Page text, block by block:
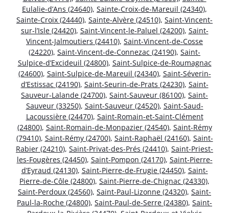
Eulalie-d’Ans (24640), Sainte-Croix-de-Mareuil (24340),
Sainte-Croix (24440), Sainte-Alvère (24510), Saint-Vincent-
sur-l’Isle (24420), Saint-Vincent-le-Paluel (24200), Saint-
Vincent-Jalmoutiers (24410), Saint-Vincent-de-Cosse
(24220), Saint-Vincent-de-Connezac (24190), Saint-
Sulpice-d’Excideuil (24800), Saint-Sulpice-de-Roumagnac
(24600), Saint-Sulpice-de-Mareuil (24340), Saint-Séverin-
d’Estissac (24190), Saint-Seurin-de-Prats (24230), Saint-
Sauveur-Lalande (24700), Saint-Sauveur (86100), Saint-
Sauveur (33250), Saint-Sauveur (24520), Saint-Saud-
Lacoussière (24470), Saint-Romain-et-Saint-Clément
(24800), Saint-Romain-de-Monpazier (24540), Saint-Rémy
(79410), Saint-Rémy (24700), Saint-Raphaël (24160), Saint-
Rabier (24210), Saint-Privat-des-Prés (24410), Saint-Priest-
les-Fougères (24450), Saint-Pompon (24170), Saint-Pierre-
d’Eyraud (24130), Saint-Pierre-de-Frugie (24450), Saint-
Pierre-de-Côle (24800), Saint-Pierre-de-Chignac (24330),
Saint-Perdoux (24560), Saint-Paul-Lizonne (24320), Saint-
Paul-la-Roche (24800), Saint-Paul-de-Serre (24380), Saint-